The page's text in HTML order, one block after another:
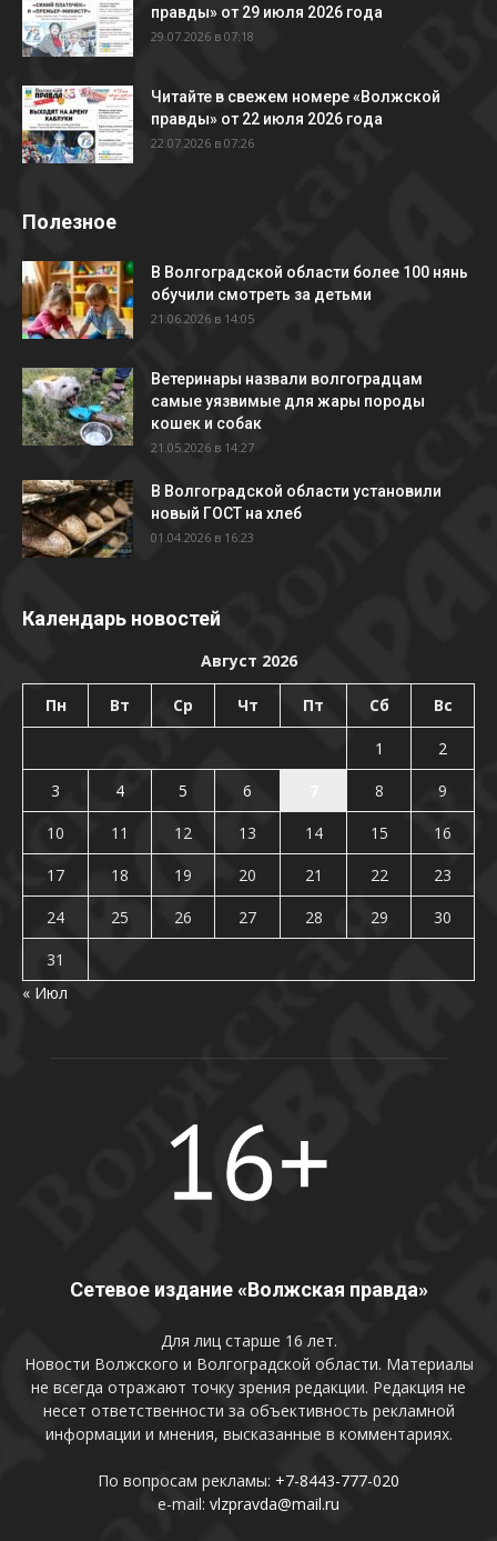
правды» от 29 июля 2026 года
29.07.2026 в 07:18
Читайте в свежем номере «Волжской
правды» от 22 июля 2026 года
22.07.2026 в 07:26
Полезное
В Волгоградской области более 100 нянь
обучили смотреть за детьми
21.06.2026 в 14:05
Ветеринары назвали волгоградцам
самые уязвимые для жары породы
кошек и собак
21.05.2026 в 14:27
В Волгоградской области установили
новый ГОСТ на хлеб
01.04.2026 в 16:23
Календарь новостей
Август 2026
Пн Вт Ср Чт Пт Сб Вс
1
2
3
4 5 6 8
9
10
11 12 13 14 15
16
17
18 19 20 21 22
23
24
25 26 27 28 29
30
31
« Июл
Сетевое издание «Волжская правда»
Для лиц старше 16 лет.
Новости Волжского и Волгоградской области. Материалы
не всегда отражают точку зрения редакции. Редакция не
несет ответственности за объективность рекламной
информации и мнения, высказанные в комментариях.
По вопросам рекламы: +7-8443-777-020
e-mail: vlzpravda@mail.ru